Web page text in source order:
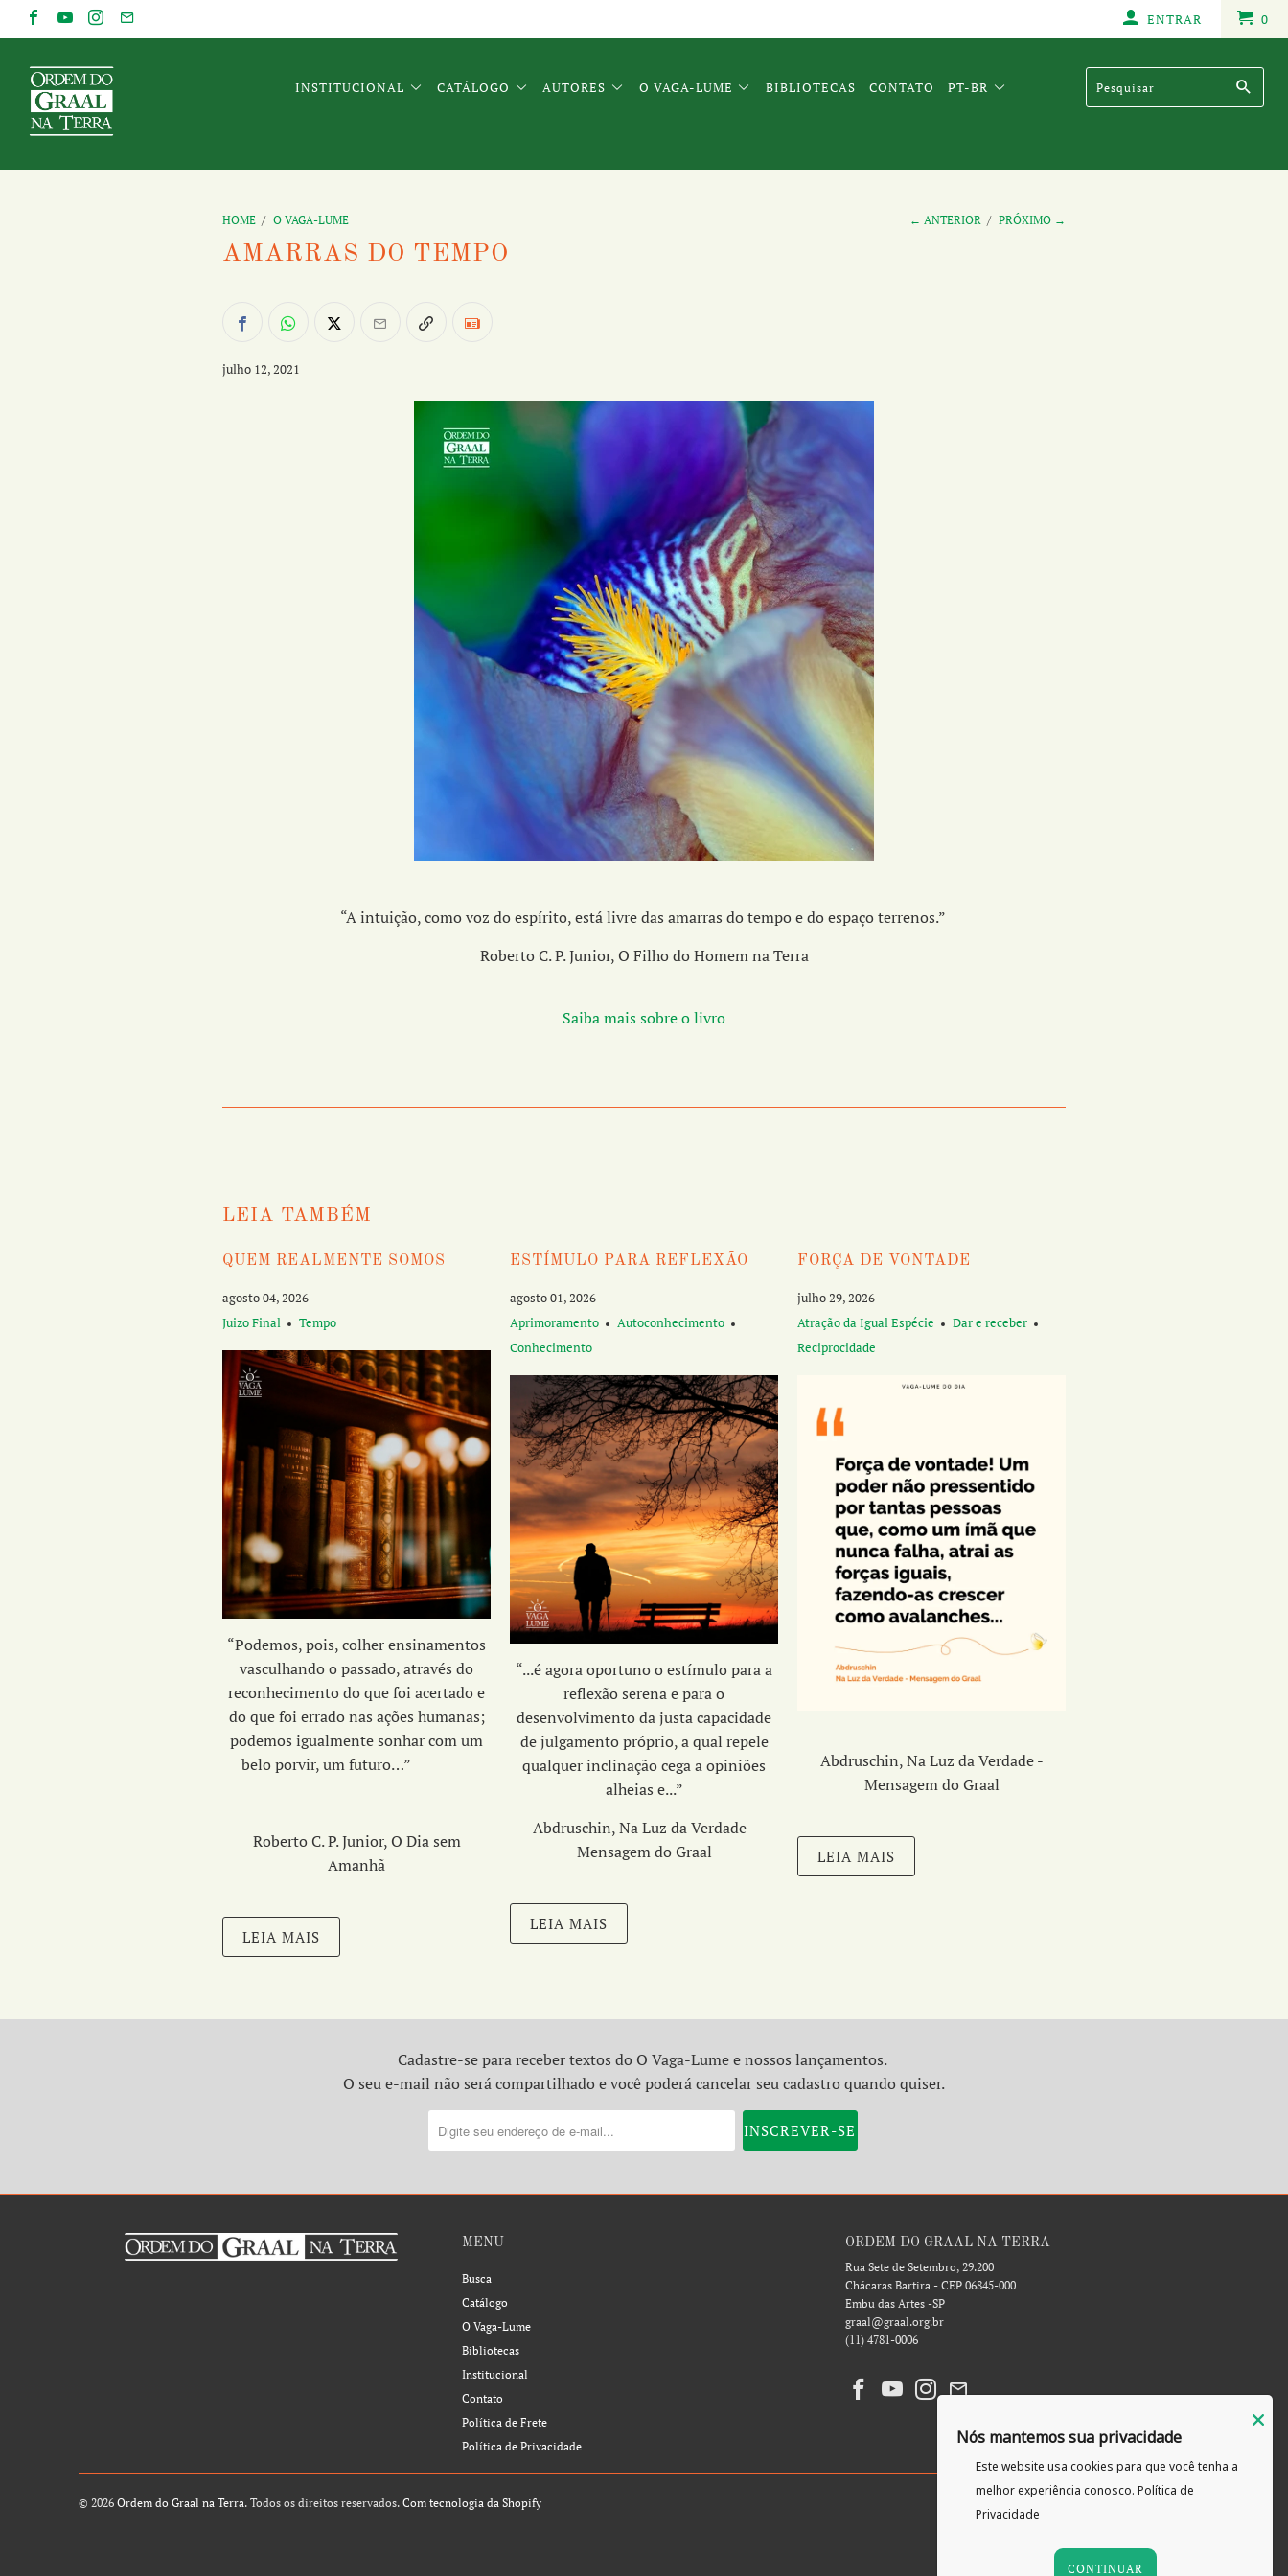
0
ENTRAR
INSTITUCIONAL CATÁLOGO AUTORES O VAGA-LUME BIBLIOTECAS CONTATO PT-BR
HOME / O VAGA-LUME ← ANTERIOR / PRÓXIMO →
AMARRAS DO TEMPO
julho 12, 2021
“A intuição, como voz do espírito, está livre das amarras do tempo e do espaço terrenos.”
Roberto C. P. Junior, O Filho do Homem na Terra
Saiba mais sobre o livro
LEIA TAMBÉM
QUEM REALMENTE SOMOS
agosto 04, 2026
Juizo Final
Tempo
“Podemos, pois, colher ensinamentos
vasculhando o passado, através do
reconhecimento do que foi acertado e
do que foi errado nas ações humanas;
podemos igualmente sonhar com um
belo porvir, um futuro…”
Roberto C. P. Junior, O Dia sem
Amanhã
LEIA MAIS
ESTÍMULO PARA REFLEXÃO
agosto 01, 2026
Aprimoramento
Autoconhecimento
Conhecimento
“...é agora oportuno o estímulo para a
reflexão serena e para o
desenvolvimento dajusta capacidade
de julgamento próprio,a qual repele
qualquer inclinação cega a opiniões
alheias e...”
Abdruschin, Na Luz da Verdade -
Mensagem do Graal
LEIA MAIS
FORÇA DE VONTADE
julho 29, 2026
Atração da Igual Espécie
Dar e receber
Reciprocidade
Abdruschin, Na Luz da Verdade -
Mensagem do Graal
LEIA MAIS
Cadastre-se para receber textos do O Vaga-Lume e nossos lançamentos.
O seu e-mail não será compartilhado e você poderá cancelar seu cadastro quando quiser.
MENU
Busca
Catálogo
O Vaga-Lume
Bibliotecas
Institucional
Contato
Política de Frete
Política de Privacidade
ORDEM DO GRAAL NA TERRA
Rua Sete de Setembro, 29.200
Chácaras Bartira - CEP 06845-000
Embu das Artes -SP
graal@graal.org.br
(11) 4781-0006
© 2026 Ordem do Graal na Terra. Todos os direitos reservados. Com tecnologia da Shopify
Nós mantemos sua privacidade
Este website usa cookies para que você tenha a
melhor experiência conosco. Política de
Privacidade
CONTINUAR